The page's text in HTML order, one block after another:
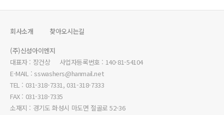
회사소개 찾아오시는길
(주)신성아이엔지
대표자 : 장건상 사업자등록번호 : 140-81-54104
E-MAIL : sswashers@hanmail.net
TEL : 031-318-7331, 031-318-7333
FAX : 031-318-7335
소재지 : 경기도 화성시 마도면 절골로 52-36